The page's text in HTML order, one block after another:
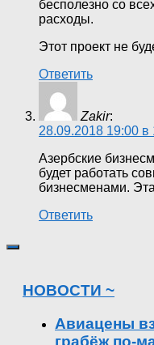
бесполезно со
расходы.
Этот проект не
Ответить
Zakir:
28.09.2018 19:00 в
Азербские
будет работать
бизнесменами.
Ответить
НОВОСТИ ~
Авиацены
грабёж по-